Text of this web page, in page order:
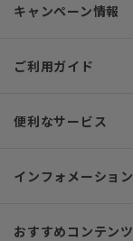
キャンペーン情報
ご利用ガイド
便利なサービス
インフォメーション
おすすめコンテンツ